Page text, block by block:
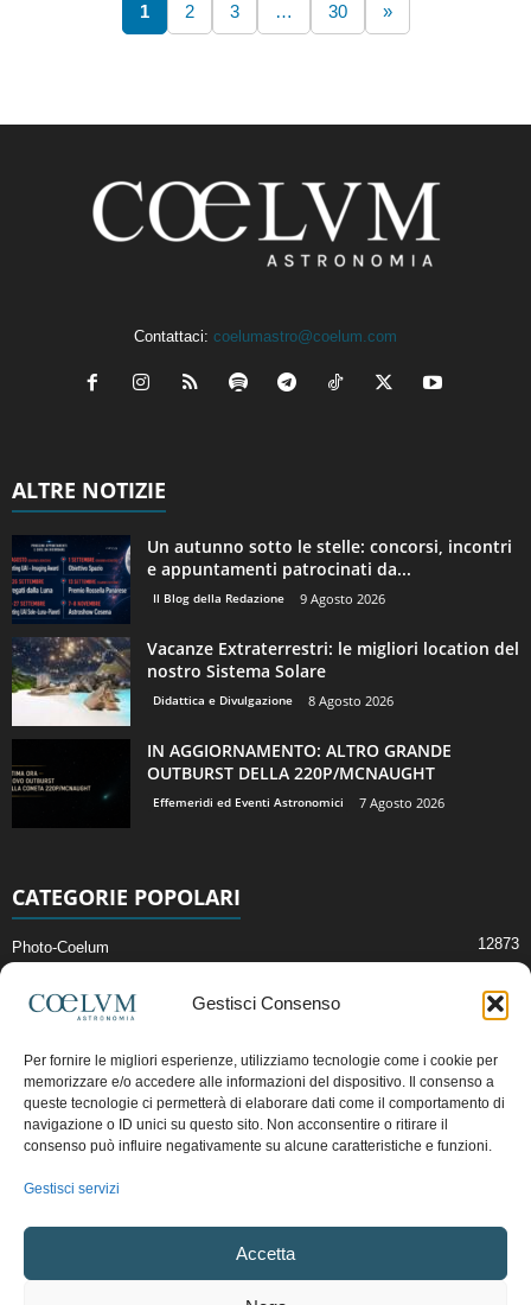
Gestisci Consenso
Per fornire le migliori esperienze, utilizziamo tecnologie come i cookie per
memorizzare e/o accedere alle informazioni del dispositivo. Il consenso a
queste tecnologie ci permetterà di elaborare dati come il comportamento di
navigazione o ID unici su questo sito. Non acconsentire o ritirare il
consenso può influire negativamente su alcune caratteristiche e funzioni.
Gestisci servizi
Accetta
1 2 3 … 30 »
Contattaci: coelumastro@coelum.com
ALTRE NOTIZIE
Un autunno sotto le stelle: concorsi, incontri
e appuntamenti patrocinati da...
Il Blog della Redazione 9 Agosto 2026
Vacanze Extraterrestri: le migliori location del
nostro Sistema Solare
Didattica e Divulgazione 8 Agosto 2026
IN AGGIORNAMENTO: ALTRO GRANDE
OUTBURST DELLA 220P/MCNAUGHT
Effemeridi ed Eventi Astronomici 7 Agosto 2026
CATEGORIE POPOLARI
Photo-Coelum 12873
News di Astronomia 2412
Cielo del Mese
Astronomia, Astrofisica e Cosmologia
Articoli e Risorse On-Line
Copyright © 1997 - 2024 vietata la riproduzione.